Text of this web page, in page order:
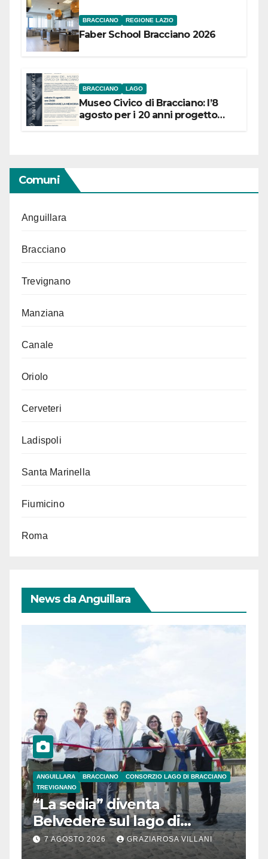
BRACCIANO REGIONE LAZIO
Faber School Bracciano 2026
BRACCIANO LAGO
Museo Civico di Bracciano: l’8
agosto per i 20 anni progetto
Comuni
Anguillara
Bracciano
Trevignano
Manziana
Canale
Oriolo
Cerveteri
Ladispoli
Santa Marinella
Fiumicino
Roma
News da Anguillara
ANGUILLARA BRACCIANO
CONSORZIO LAGO DI BRACCIANO
TREVIGNANO
“La sedia” diventa
Belvedere sul lago di
Bracciano: ieri
l’inaugurazione
7 AGOSTO 2026 GRAZIAROSA VILLANI